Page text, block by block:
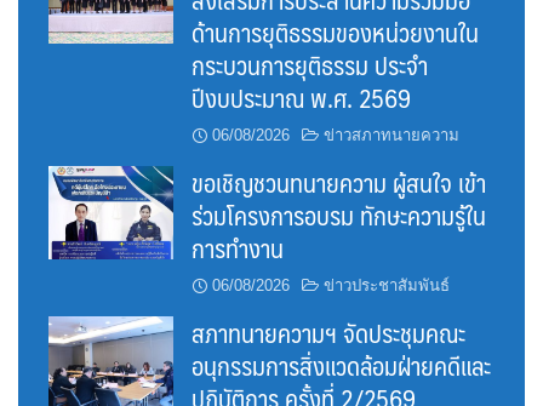
ด้านการยุติธรรมของหน่วยงานใน
กระบวนการยุติธรรม ประจำ
ปีงบประมาณ พ.ศ. 2569
06/08/2026 ข่าวสภาทนายความ
ขอเชิญชวนทนายความ ผู้สนใจ เข้า
ร่วมโครงการอบรม ทักษะความรู้ใน
การทำงาน
06/08/2026 ข่าวประชาสัมพันธ์
สภาทนายความฯ จัดประชุมคณะ
อนุกรรมการสิ่งแวดล้อมฝ่ายคดีและ